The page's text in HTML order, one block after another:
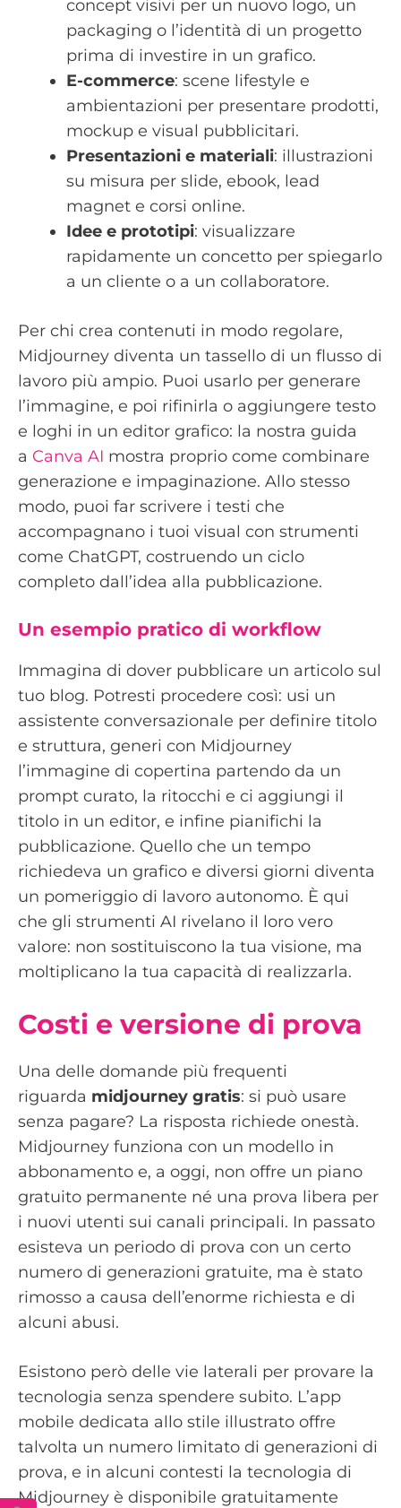
concept visivi per un nuovo logo, un
packaging o l’identità di un progetto
prima di investire in un grafico.
E-commerce: scene lifestyle e
ambientazioni per presentare prodotti,
mockup e visual pubblicitari.
Presentazioni e materiali: illustrazioni
su misura per slide, ebook, lead
magnet e corsi online.
Idee e prototipi: visualizzare
rapidamente un concetto per spiegarlo
a un cliente o a un collaboratore.
Per chi crea contenuti in modo regolare,
Midjourney diventa un tassello di un flusso di
lavoro più ampio. Puoi usarlo per generare
l’immagine, e poi rifinirla o aggiungere testo
e loghi in un editor grafico: la nostra guida
a Canva AI mostra proprio come combinare
generazione e impaginazione. Allo stesso
modo, puoi far scrivere i testi che
accompagnano i tuoi visual con strumenti
come ChatGPT, costruendo un ciclo
completo dall’idea alla pubblicazione.
Un esempio pratico di workflow
Immagina di dover pubblicare un articolo sul
tuo blog. Potresti procedere così: usi un
assistente conversazionale per definire titolo
e struttura, generi con Midjourney
l’immagine di copertina partendo da un
prompt curato, la ritocchi e ci aggiungi il
titolo in un editor, e infine pianifichi la
pubblicazione. Quello che un tempo
richiedeva un grafico e diversi giorni diventa
un pomeriggio di lavoro autonomo. È qui
che gli strumenti AI rivelano il loro vero
valore: non sostituiscono la tua visione, ma
moltiplicano la tua capacità di realizzarla.
Costi e versione di prova
Una delle domande più frequenti
riguarda midjourney gratis: si può usare
senza pagare? La risposta richiede onestà.
Midjourney funziona con un modello in
abbonamento e, a oggi, non offre un piano
gratuito permanente né una prova libera per
i nuovi utenti sui canali principali. In passato
esisteva un periodo di prova con un certo
numero di generazioni gratuite, ma è stato
rimosso a causa dell’enorme richiesta e di
alcuni abusi.
Esistono però delle vie laterali per provare la
tecnologia senza spendere subito. L’app
mobile dedicata allo stile illustrato offre
talvolta un numero limitato di generazioni di
prova, e in alcuni contesti la tecnologia di
Midjourney è disponibile gratuitamente